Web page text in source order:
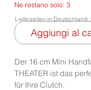
Ne restano solo: 3
Aggiungi al
Der 16 cm Mini
THEATER ist das
für Ihre Clutch.
Lieferzeiten in Deutschland: